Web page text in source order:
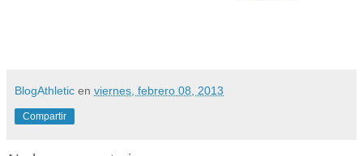
BlogAthletic en viernes, febrero 08, 2013
Compartir